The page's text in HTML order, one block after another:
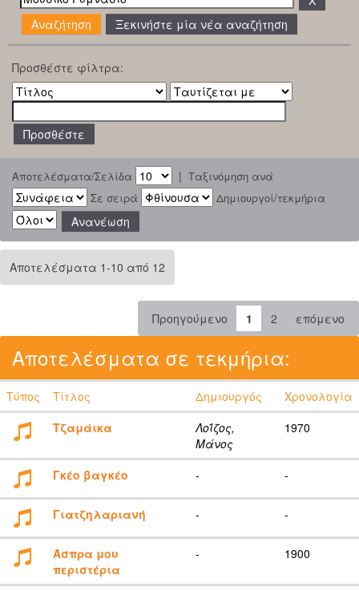
Ξεκινήστε μία νέα αναζήτηση
Προσθέστε φίλτρα:
Αποτελέσματα/Σελίδα | Ταξινόμηση ανά
Σε σειρά
Δημιουργοί/τεκμήρια
Αποτελέσματα 1-10 από 12
Προηγούμενο 1 2 επόμενο
Αποτελέσματα σε τεκμήρια:
Τύπος Τίτλος Δημιουργός
Χρονολογία
Τζαμάικα
Λοΐζος,
Μάνος
1970
Γκέο βαγκέο - -
Γιατζηλαριανή - -
Άσπρα μου
περιστέρια
- 1900